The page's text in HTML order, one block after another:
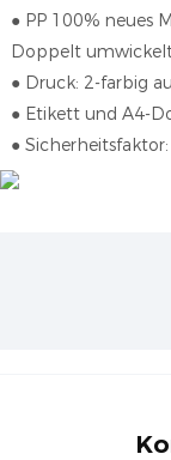
● PP 100% neues
Doppelt
● Druck: 2-farbig
● Etikett und A4-
● Sicherheitsfaktor: